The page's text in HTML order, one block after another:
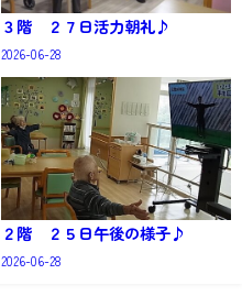
３階 ２７日活力朝礼♪
2026-06-28
２階 ２５日午後の様子♪
2026-06-28